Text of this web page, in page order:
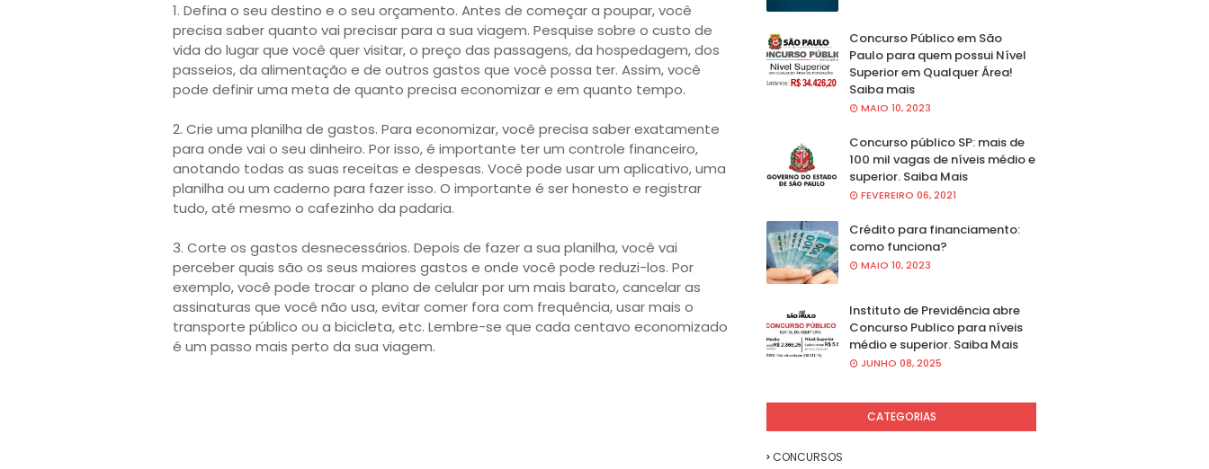
1. Defina o seu destino e o seu orçamento. Antes de começar a poupar, você
precisa saber quanto vai precisar para a sua viagem. Pesquise sobre o custo de
vida do lugar que você quer visitar, o preço das passagens, da hospedagem, dos
passeios, da alimentação e de outros gastos que você possa ter. Assim, você
pode definir uma meta de quanto precisa economizar e em quanto tempo.
2. Crie uma planilha de gastos. Para economizar, você precisa saber exatamente
para onde vai o seu dinheiro. Por isso, é importante ter um controle financeiro,
anotando todas as suas receitas e despesas. Você pode usar um aplicativo, uma
planilha ou um caderno para fazer isso. O importante é ser honesto e registrar
tudo, até mesmo o cafezinho da padaria.
3. Corte os gastos desnecessários. Depois de fazer a sua planilha, você vai
perceber quais são os seus maiores gastos e onde você pode reduzi-los. Por
exemplo, você pode trocar o plano de celular por um mais barato, cancelar as
assinaturas que você não usa, evitar comer fora com frequência, usar mais o
transporte público ou a bicicleta, etc. Lembre-se que cada centavo economizado
é um passo mais perto da sua viagem.
Concurso Público em São
Paulo para quem possui Nível
Superior em Qualquer Área!
Saiba mais
MAIO 10, 2023
Concurso público SP: mais de
100 mil vagas de níveis médio e
superior. Saiba Mais
FEVEREIRO 06, 2021
Crédito para financiamento:
como funciona?
MAIO 10, 2023
Instituto de Previdência abre
Concurso Publico para níveis
médio e superior. Saiba Mais
JUNHO 08, 2025
CATEGORIAS
CONCURSOS